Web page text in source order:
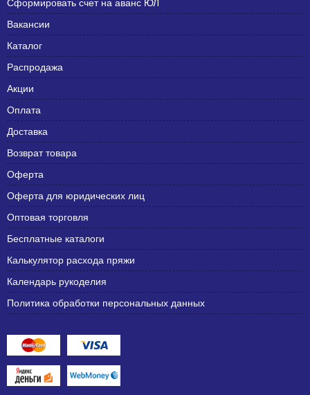
Сформировать счет на аванс ЮЛ
Вакансии
Каталог
Распродажа
Акции
Оплата
Доставка
Возврат товара
Оферта
Оферта для юридических лиц
Оптовая торговля
Бесплатные каталоги
Калькулятор расхода пряжи
Календарь рукоделия
Политика обработки персональных данных